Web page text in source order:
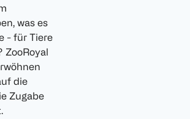
was es
- für Tiere
ZooRoyal
die
Zugabe